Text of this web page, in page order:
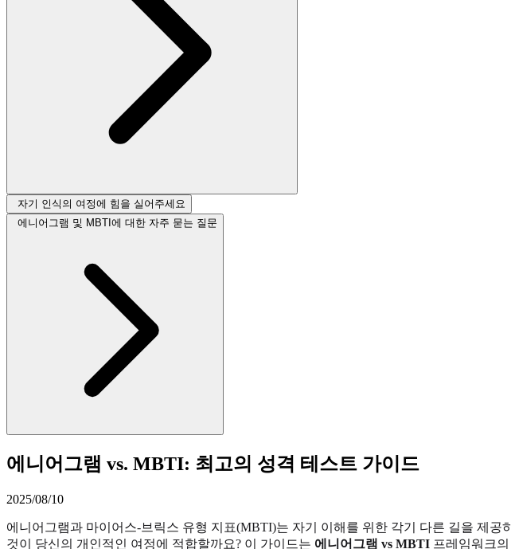
자기 인식의 여정에 힘을 실어주세요
에니어그램 및 MBTI에 대한 자주 묻는 질문
에니어그램 vs. MBTI: 최고의 성격 테스트 가이드
2025/08/10
에니어그램과 마이어스-브릭스 유형 지표(MBTI)는 자기 이해를 위한 각기 다른 길을 제
것이 당신의 개인적인 여정에 적합할까요? 이 가이드는 에니어그램 vs MBTI 프레임워크